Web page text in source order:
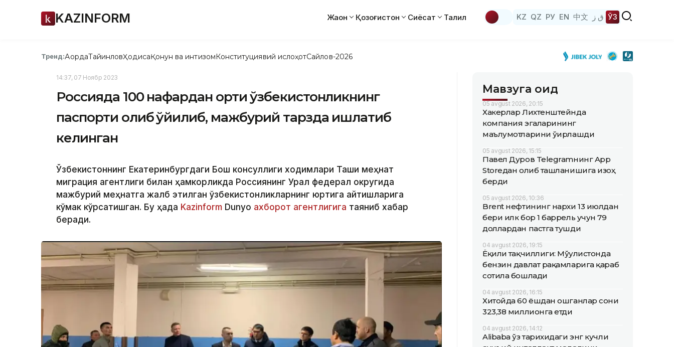
KAZINFORM Жаҳон Қозоғистон Сиёсат Таҳлил KZ QZ РУ EN 中文 ق ز ЎЗ
Тренд:АқордаТайинловҲодисаҚонун ва интизомКонституциявий ислоҳотСайлов-2026
14:37, 07 Ноябр 2023
Россияда 100 нафардан ортиқ ўзбекистонликнинг
паспорти олиб қўйилиб, мажбурий тарзда ишлатиб
келинган
Ўзбекистоннинг Екатеринбургдаги Бош консуллиги ходимлари Ташқи меҳнат
миграция агентлиги билан ҳамкорликда Россиянинг Урал федерал округида
мажбурий меҳнатга жалб этилган ўзбекистонликларнинг юртига қайтишларига
кўмак кўрсатишган. Бу ҳақда Kazinform Dunyo ахборот агентлигига таяниб хабар
беради.
Мавзуга оид
05 avgust 2026, 20:15
Хакерлар Лихтенштейнда
компания эгаларининг
маълумотларини ўғирлашди
05 avgust 2026, 15:15
Павел Дуров Telegramнинг App
Storeдан олиб ташланишига изоҳ
берди
05 avgust 2026, 10:36
Brent нефтининг нархи 13 июлдан
бери илк бор 1 баррель учун 79
доллардан пастга тушди
04 avgust 2026, 19:15
Ёқилғи тақчиллиги: Мўғулистонда
бензин давлат рақамларига қараб
сотила бошлади
04 avgust 2026, 16:15
Хитойда 60 ёшдан ошганлар сони
323,38 миллионга етди
04 avgust 2026, 14:12
Alibaba ўз тарихидаги энг кучли